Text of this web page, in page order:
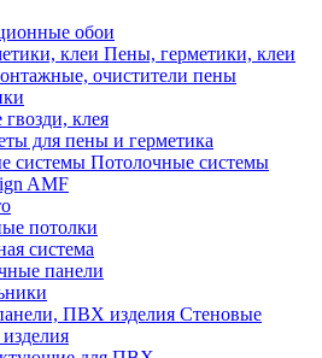
обои
Пены, герметики, клеи
очистители пены
клея
для пены и герметика
Потолочные системы
AMF
потолки
система
панели
Стеновые